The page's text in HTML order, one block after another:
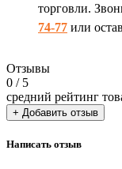
торговли.
74-77 или
Отзывы
0 / 5
средний рейтинг
+ Добавить отзыв
Написать отзыв